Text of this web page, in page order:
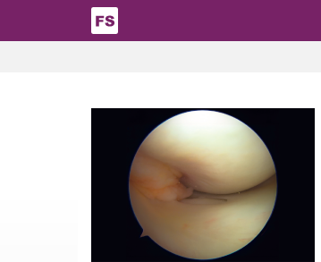
Pasar al contenido principal